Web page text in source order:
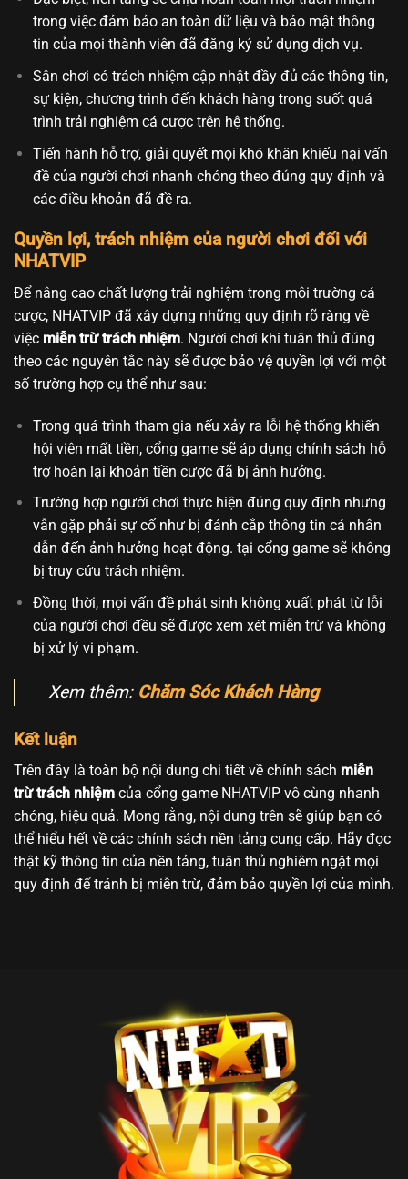
trong việc đảm bảo an toàn dữ liệu và bảo mật thông
tin của mọi thành viên đã đăng ký sử dụng dịch vụ.
Sân chơi có trách nhiệm cập nhật đầy đủ các thông tin,
sự kiện, chương trình đến khách hàng trong suốt quá
trình trải nghiệm cá cược trên hệ thống.
Tiến hành hỗ trợ, giải quyết mọi khó khăn khiếu nại vấn
đề của người chơi nhanh chóng theo đúng quy định và
các điều khoản đã đề ra.
Quyền lợi, trách nhiệm của người chơi đối với
NHATVIP
Để nâng cao chất lượng trải nghiệm trong môi trường cá
cược, NHATVIP đã xây dựng những quy định rõ ràng về
việc miễn trừ trách nhiệm. Người chơi khi tuân thủ đúng
theo các nguyên tắc này sẽ được bảo vệ quyền lợi với một
số trường hợp cụ thể như sau:
Trong quá trình tham gia nếu xảy ra lỗi hệ thống khiến
hội viên mất tiền, cổng game sẽ áp dụng chính sách hỗ
trợ hoàn lại khoản tiền cược đã bị ảnh hưởng.
Trường hợp người chơi thực hiện đúng quy định nhưng
vẫn gặp phải sự cố như bị đánh cắp thông tin cá nhân
dẫn đến ảnh hưởng hoạt động. tại cổng game sẽ không
bị truy cứu trách nhiệm.
Đồng thời, mọi vấn đề phát sinh không xuất phát từ lỗi
của người chơi đều sẽ được xem xét miễn trừ và không
bị xử lý vi phạm.
Xem thêm: Chăm Sóc Khách Hàng
Kết luận
Trên đây là toàn bộ nội dung chi tiết về chính sách miễn
trừ trách nhiệm của cổng game NHATVIP vô cùng nhanh
chóng, hiệu quả. Mong rằng, nội dung trên sẽ giúp bạn có
thể hiểu hết về các chính sách nền tảng cung cấp. Hãy đọc
thật kỹ thông tin của nền tảng, tuân thủ nghiêm ngặt mọi
quy định để tránh bị miễn trừ, đảm bảo quyền lợi của mình.